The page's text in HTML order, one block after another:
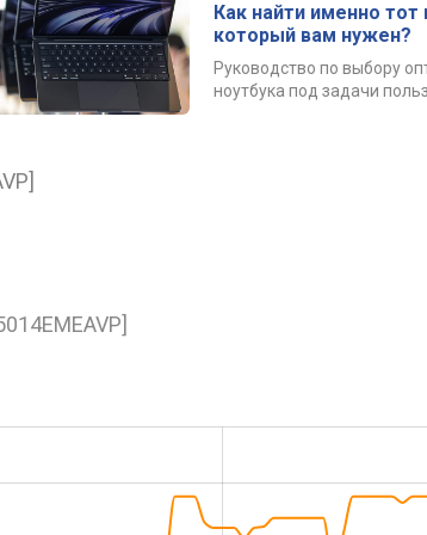
Как найти именно тот
который вам нужен?
Руководство по выбору
ноутбука под задачи